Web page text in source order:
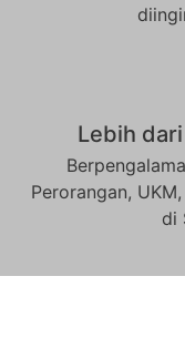
Lebih
Perorangan,
di